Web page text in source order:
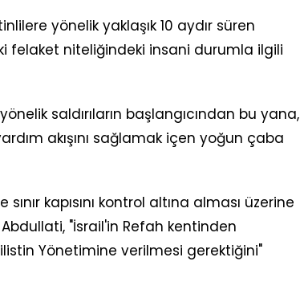
yönelik yaklaşık 10 aydır süren
felaket niteliğindeki insani durumla ilgili
saldırıların başlangıcından bu yana,
akışını sağlamak içen yoğun çaba
kapısını kontrol altına alması üzerine
Abdullati, "İsrail'in Refah kentinden
Yönetimine verilmesi gerektiğini"